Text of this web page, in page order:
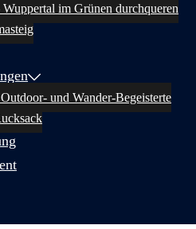
im Grünen durchqueren
und Wander-Begeisterte